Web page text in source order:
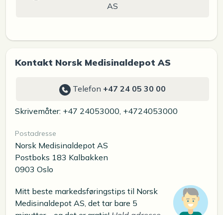
AS
Kontakt Norsk Medisinaldepot AS
Telefon +47 24 05 30 00
Skrivemåter: +47 24053000, +4724053000
Postadresse
Norsk Medisinaldepot AS
Postboks 183 Kalbakken
0903 Oslo
Mitt beste markedsføringstips til Norsk
Medisinaldepot AS, det tar bare 5